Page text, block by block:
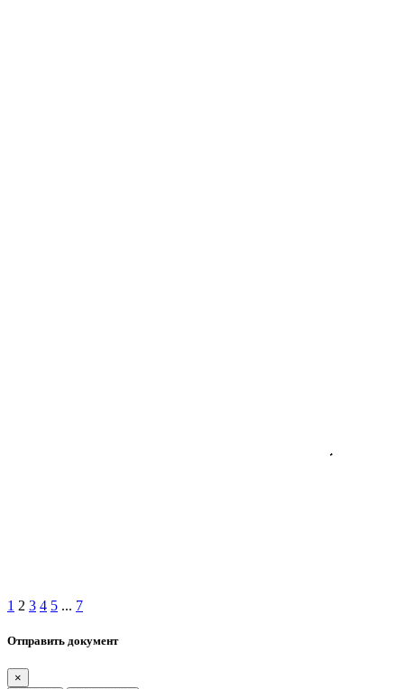
1 2 3 4 5 ... 7
Отправить документ
×